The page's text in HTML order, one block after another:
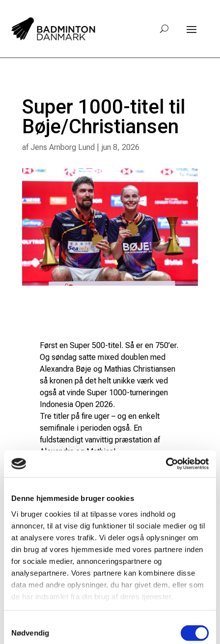
Denne hjemmeside bruger cookies
Vi bruger cookies til at tilpasse vores indhold og
annoncer, til at vise dig funktioner til sociale medier og til
at analysere vores trafik. Vi deler også oplysninger om
din brug af vores hjemmeside med vores partnere inden
for sociale medier, annonceringspartnere og
analysepartnere. Vores partnere kan kombinere disse
data med andre oplysninger, du har givet dem, eller som
de har indsamlet fra din brug af deres tjenester.
Nødvendig
Super 1000-titel til
Bøje/Christiansen
afJens Arnborg Lund jun 8, 2026
Først en Super 500-titel. Så er en 750’er.
Og søndag satte mixed doublen med
Alexandra Bøje og Mathias Christiansen
så kronen på det helt unikke værk ved
også at vinde Super 1000-turneringen
Indonesia Open 2026.
Tre titler på fire uger – og en enkelt
semifinale i perioden også. En
fuldstændigt vanvittig præstation af
Alexandra og Mathias!
Senayan-hal i Jakarta blev lige så tæt og
danskerne holdt hovedet koldt hele vejen
til målstregen og kunne til sidst juble
over en sejr på 21-19, 23-21.
Kæmpe tillykke herfra!
Foto: BadmintonPhoto